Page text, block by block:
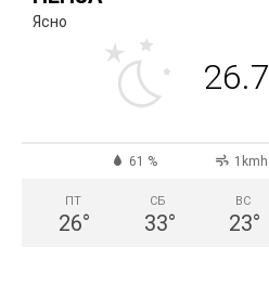
Ясно
26.7
61 % 1kmh
ПТ
26°
СБ
33°
ВС
23°